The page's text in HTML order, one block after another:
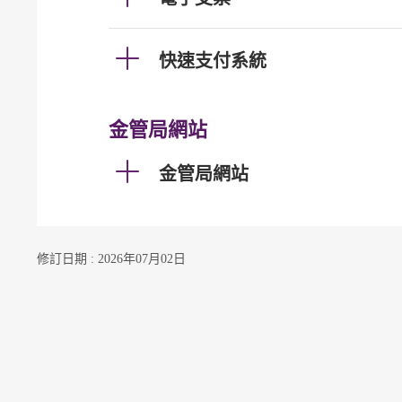
快速支付系統
金管局網站
金管局網站
修訂日期 : 2026年07月02日